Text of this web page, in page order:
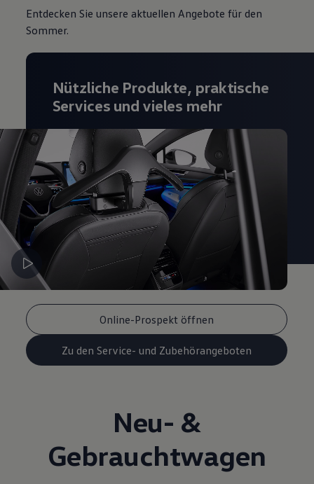
Entdecken Sie unsere aktuellen Angebote für den
Sommer.
Online-Prospekt öffnen
Zu den Service- und Zubehörangeboten
Nützliche Produkte, praktische
Services und vieles mehr
Neu- &
Gebrauchtwagen